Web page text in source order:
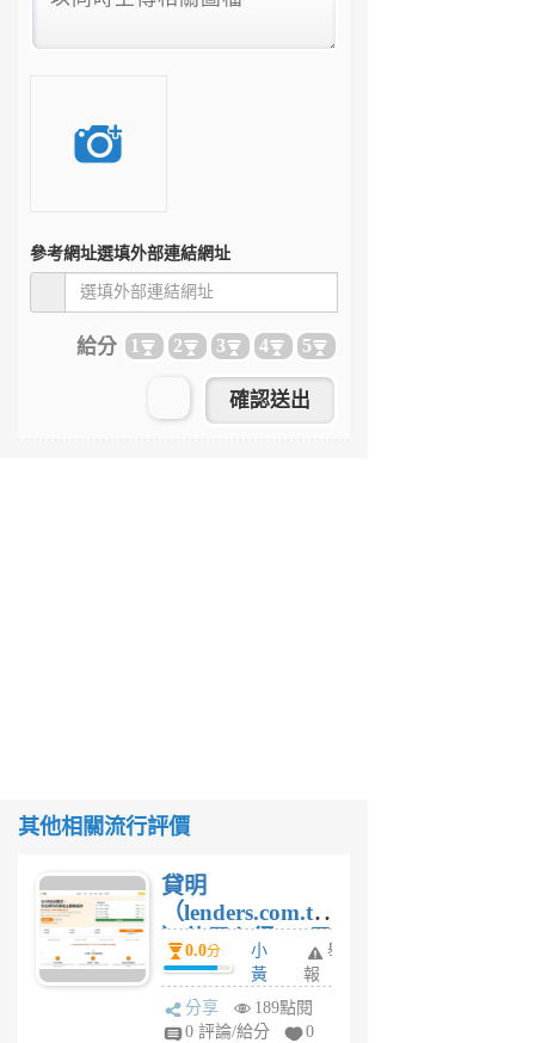
參考網址選填外部連結網址
給分 1 2 3 4 5
其他相關流行評價
貸明
（lenders.com.tw
）使用心得 — 民
間貸款比較平台
體驗
0.0分
小
黃
蜂
4
舉
報
分享
189點閱
0 評論/給分
0